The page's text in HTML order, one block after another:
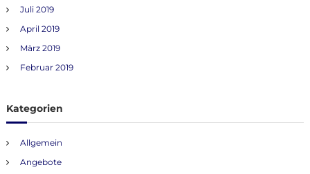
Juli 2019
April 2019
März 2019
Februar 2019
Kategorien
Allgemein
Angebote